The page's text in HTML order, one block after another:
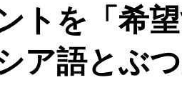
トを「希
ア語とぶ